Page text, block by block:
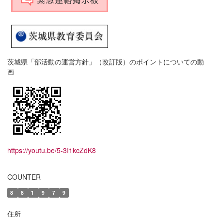
茨城県「部活動の運営方針」（改訂版）のポイントについての動
画
https://youtu.be/5-3I1kcZdK8
COUNTER
8 8 1 9 7 9
住所